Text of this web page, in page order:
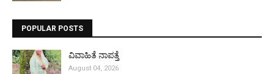
POPULAR POSTS
ವಿವಾಹಿತೆ ನಾಪತ್ತೆ
August 04, 2026